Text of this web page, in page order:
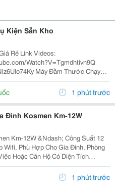
Kiện Sẵn Kho
Videos:
Watch?V=Tgmdhtivn9Q
Đầm Thước Chạy
(4 Kỳ) Mạnh Mẽ, Hình Thức Đẹp, Nhẹ
Chất Lượng Ổn Định. Máy Đầm
1 phút trước
Đình Kosmen Km-12W
Km-12W &Ndash; Công Suất 12
Wifi, Phù Hợp Cho Gia Đình, Phòng
Hoặc Căn Hộ Có Diện Tích
Những Ngày Mưa
Ẩm Trong Phòng Tăng Cao Khiến
1 phút trước